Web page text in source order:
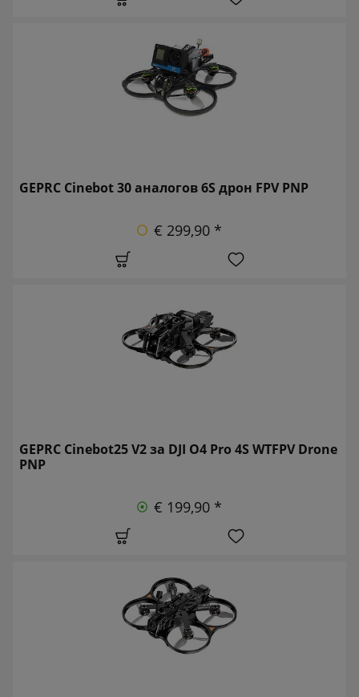
GEPRC Cinebot 30 аналогов 6S дрон FPV PNP
€ 299,90 *
GEPRC Cinebot25 V2 за DJI O4 Pro 4S WTFPV Drone
PNP
€ 199,90 *